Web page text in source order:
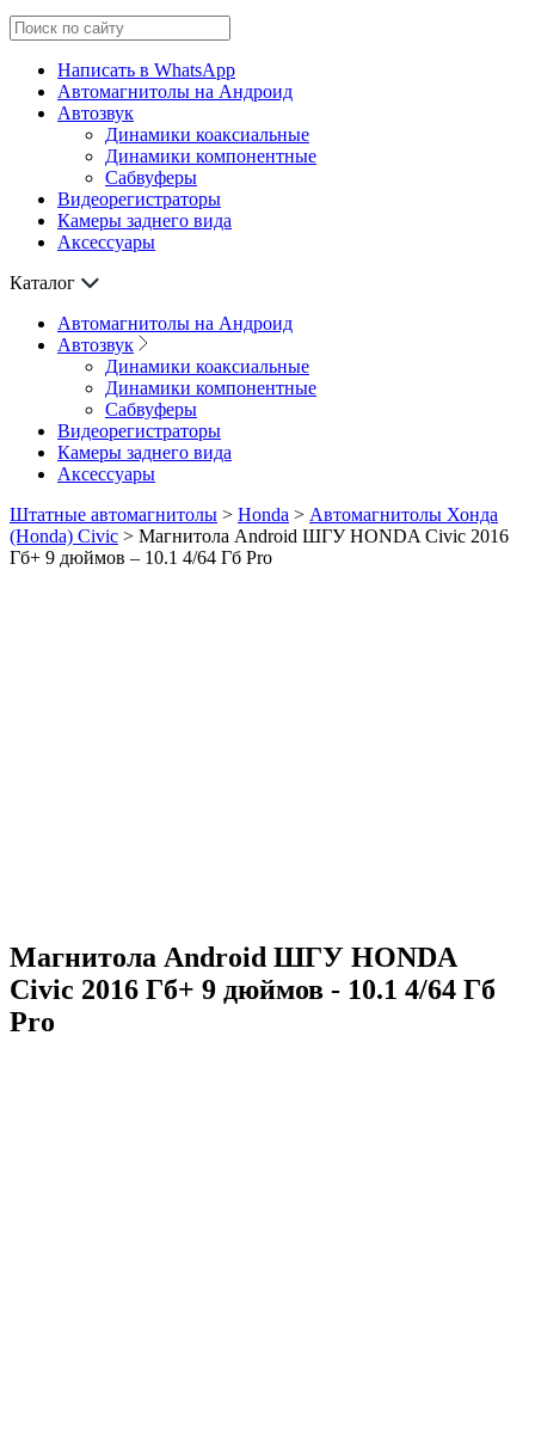
Написать в WhatsApp
Автомагнитолы на Андроид
Автозвук
Динамики коаксиальные
Динамики компонентные
Сабвуферы
Видеорегистраторы
Камеры заднего вида
Аксессуары
Каталог
Автомагнитолы на Андроид
Автозвук
Динамики коаксиальные
Динамики компонентные
Сабвуферы
Видеорегистраторы
Камеры заднего вида
Аксессуары
Штатные автомагнитолы > Honda > Автомагнитолы Хонда
(Honda) Civic > Магнитола Android ШГУ HONDA Civic 2016
Гб+ 9 дюймов – 10.1 4/64 Гб Pro
Магнитола Android ШГУ HONDA
Civic 2016 Гб+ 9 дюймов - 10.1 4/64 Гб
Pro